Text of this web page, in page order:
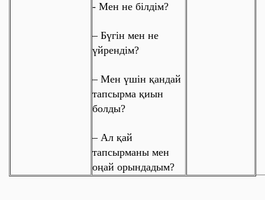
- Мен не білдім?
– Бүгін мен не
үйрендім?
– Мен үшін қандай
тапсырма қиын
болды?
– Ал қай
тапсырманы мен
оңай орындадым?